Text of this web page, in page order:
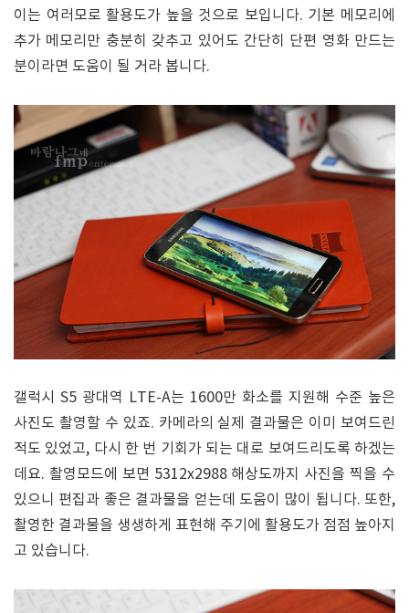
이는 여러모로 활용도가 높을 것으로 보입니다. 기본 메모리에
추가 메모리만 충분히 갖추고 있어도 간단히 단편 영화 만드는
분이라면 도움이 될 거라 봅니다.
갤럭시 S5 광대역 LTE-A는 1600만 화소를 지원해 수준 높은
사진도 촬영할 수 있죠. 카메라의 실제 결과물은 이미 보여드린
적도 있었고, 다시 한 번 기회가 되는 대로 보여드리도록 하겠는
데요. 촬영모드에 보면 5312x2988 해상도까지 사진을 찍을 수
있으니 편집과 좋은 결과물을 얻는데 도움이 많이 됩니다. 또한,
촬영한 결과물을 생생하게 표현해 주기에 활용도가 점점 높아지
고 있습니다.